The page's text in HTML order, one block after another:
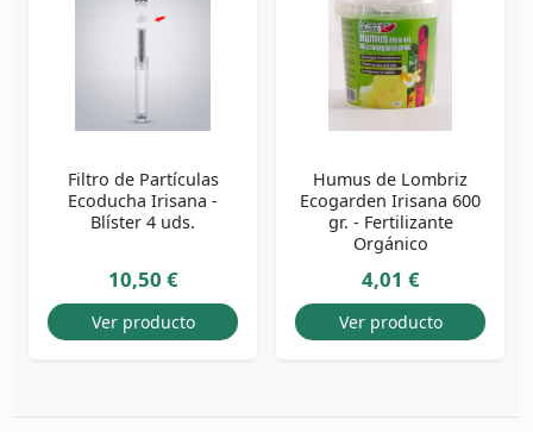
Filtro de Partículas
Ecoducha Irisana -
Blíster 4 uds.
10,50 €
Ver producto
Humus de Lombriz
Ecogarden Irisana 600
gr. - Fertilizante
Orgánico
4,01 €
Ver producto